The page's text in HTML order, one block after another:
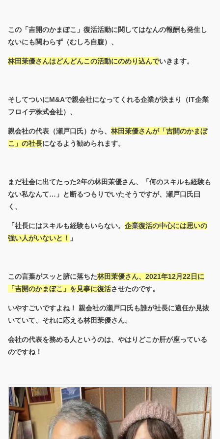
この「吉開のかまぼこ」復活活動に関してはなんの報酬も発生し
ないにも関わらず（むしろ自腹）、
林田茉優さんはどんどんこの活動にのめり込んでいきます。
そしてついにM&Aで親会社になってくれる企業が決まり（IT企業
フロイデ株式会社）、
親会社の代表（瀬戸口氏）から、 林田茉優さんが「吉開のかまぼ
こ」の社長になるよう勧められます。
まだ社会に出てたった2年の林田茉優さん、「何のスキルも経験も
ない私なんて…」と断るつもりでいたそうですが、瀬戸口氏曰
く、
「社長にはスキルも経験もいらない。 企業復活の中心には思いの
強い人がいないと！
」
この言葉がスッと腑に落ちた林田茉優さん、2021年12月22日に
「吉開のかまぼこ」を見事に復活させたのです。
いやすごいですよね！ 親会社の瀬戸口氏も誰が社長に適任か見抜
いていて、それに応える林田茉優さん。
会社の代表を務める人というのは、やはりどこか肝が座っている
のですね！